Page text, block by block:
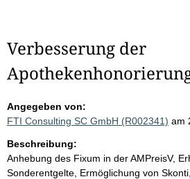
Verbesserung der
Angegeben von:
FTI Consulting SC GmbH (R002341) am
Beschreibung:
Anhebung des Fixum in der AMPreisV,
Sonderentgelte, Ermöglichung von